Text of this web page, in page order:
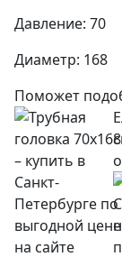
Давление: 70
Диаметр: 168
Поможет